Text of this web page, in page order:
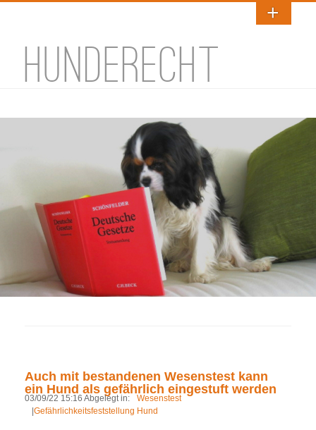
HUNDERECHT
Auch mit bestandenen Wesenstest kann
ein Hund als gefährlich eingestuft werden
03/09/22 15:16 Abgelegt in:
Wesenstest
|Gefährlichkeitsfeststellung Hund